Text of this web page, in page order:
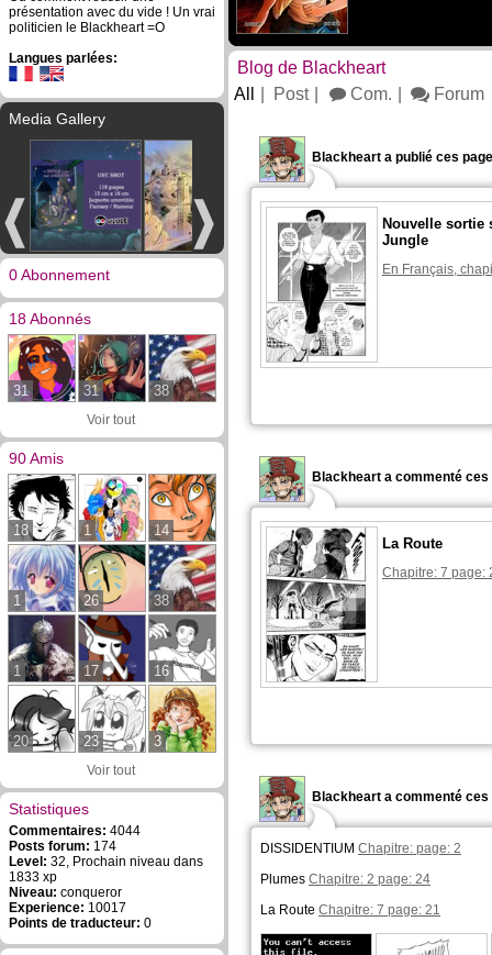
présentation avec du vide ! Un vrai
politicien le Blackheart =O
Langues parlées:
Media Gallery
0 Abonnement
18 Abonnés
31 31 38
Voir tout
90 Amis
18 1 14
1 26 38
1 17 16
20 23 3
Voir tout
Statistiques
Commentaires: 4044
Posts forum: 174
Level: 32, Prochain niveau dans
1833 xp
Niveau: conqueror
Experience: 10017
Points de traducteur: 0
Blog de Blackheart
All
Post Com. Forum
Blackheart a publié ces
Nouvelle sortie
Jungle
En Français,
Blackheart a commenté ces
La Route
Chapitre: 7 page:
Blackheart a commenté ces
DISSIDENTIUM Chapitre: page: 2
Plumes Chapitre: 2 page: 24
La Route Chapitre: 7 page: 21